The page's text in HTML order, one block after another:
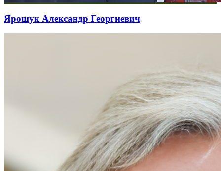
Ярошук Александр Георгиевич